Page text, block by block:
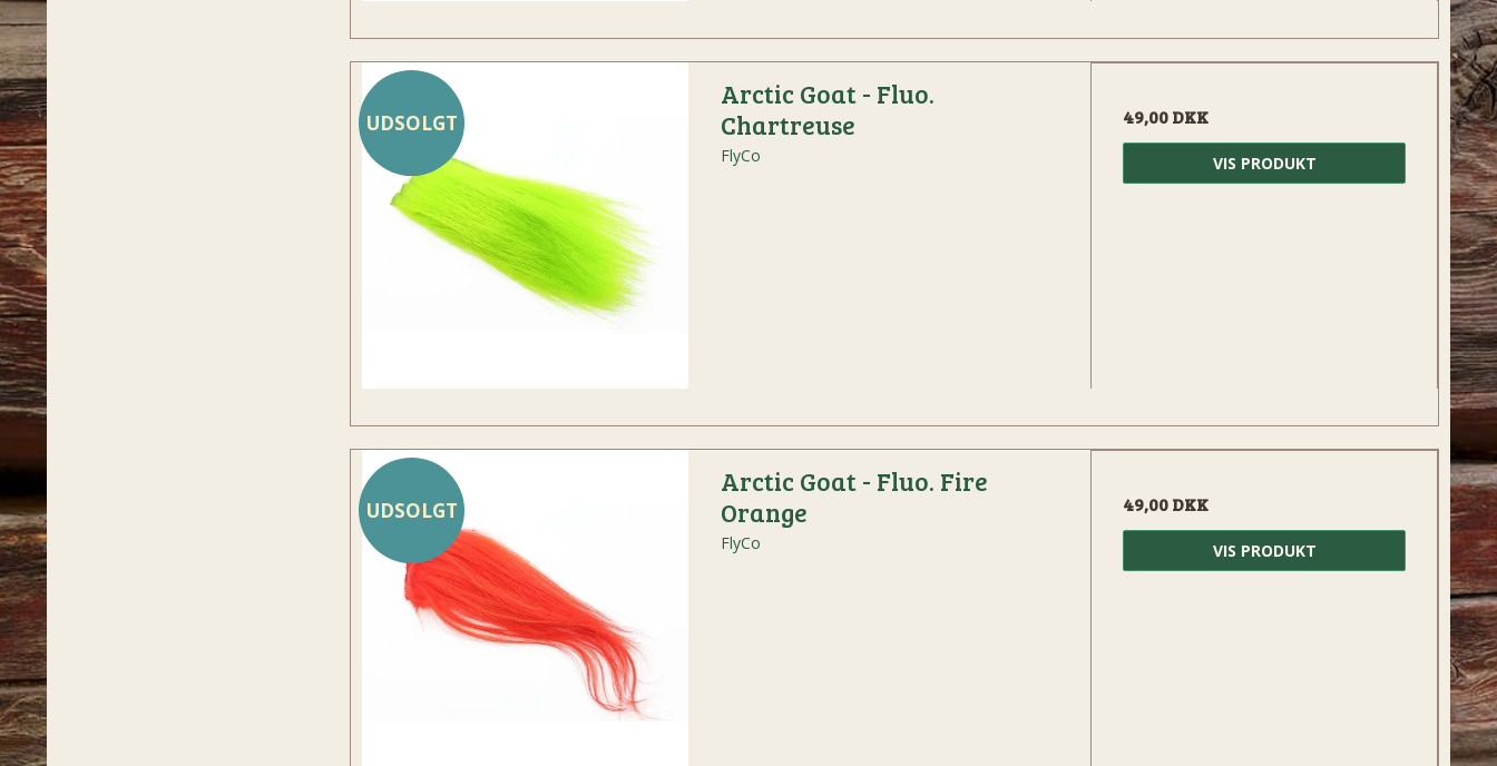
UDSOLGT
Arctic Goat - Fluo.
Chartreuse
FlyCo
49,00 DKK
VIS PRODUKT
UDSOLGT
Arctic Goat - Fluo. Fire
Orange
FlyCo
49,00 DKK
VIS PRODUKT